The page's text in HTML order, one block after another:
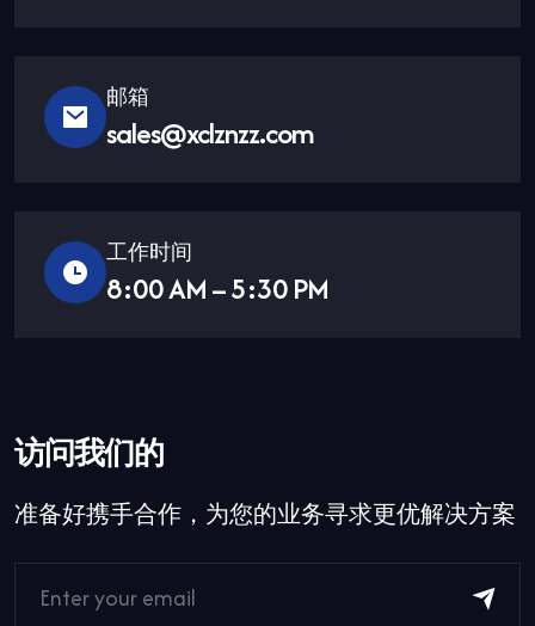
邮箱
sales@xclznzz.com
工作时间
8:00 AM – 5:30 PM
访问我们的
准备好携手合作，为您的业务寻求更优解决方案